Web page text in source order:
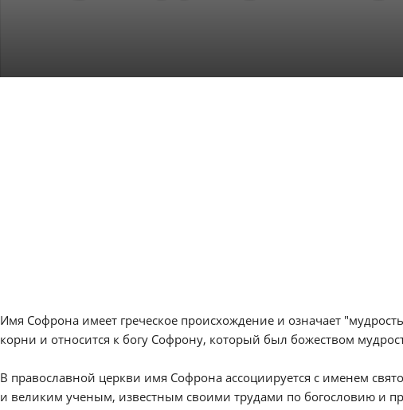
Имя Софрона имеет греческое происхождение и означает
корни и относится к богу Софрону, который был божеством
В православной церкви имя Софрона ассоциируется с именем
и великим ученым, известным своими трудами по богословию и